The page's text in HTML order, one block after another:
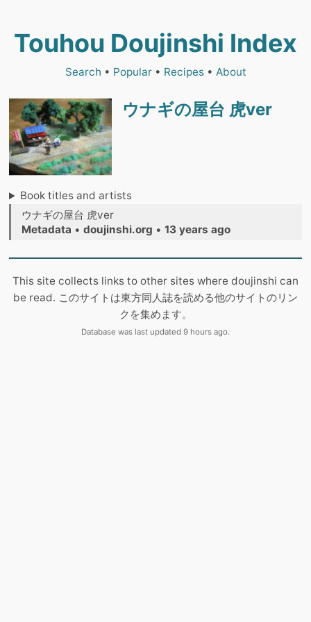
Touhou Doujinshi Index
Search • Popular• Recipes• About
ウナギの屋台 虎ver
Book titles and artists
ウナギの屋台 虎ver
Metadata • doujinshi.org • 13 years ago
This site collects links to other sites where doujinshi can
be read. このサイトは東方同人誌を読める他のサイトのリン
クを集めます。
Database was last updated 9 hours ago.